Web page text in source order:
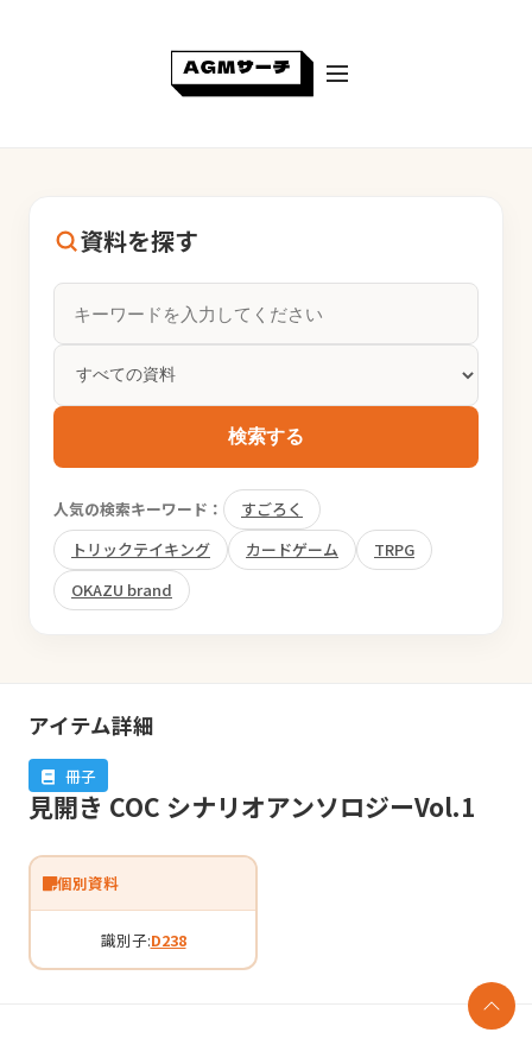
資料を探す
検索する
人気の検索キーワード：
すごろく
トリックテイキング
カードゲーム
TRPG
OKAZU brand
アイテム詳細
冊子
見開き COC シナリオアンソロジーVol.1
個別資料
識別子:D238